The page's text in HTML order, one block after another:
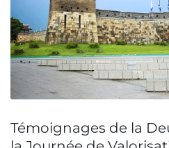
Témoignages de la